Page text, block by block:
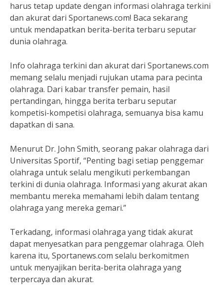
harus tetap update dengan informasi olahraga terkini
dan akurat dari Sportanews.com! Baca sekarang
untuk mendapatkan berita-berita terbaru seputar
dunia olahraga.
Info olahraga terkini dan akurat dari Sportanews.com
memang selalu menjadi rujukan utama para pecinta
olahraga. Dari kabar transfer pemain, hasil
pertandingan, hingga berita terbaru seputar
kompetisi-kompetisi olahraga, semuanya bisa kamu
dapatkan di sana.
Menurut Dr. John Smith, seorang pakar olahraga dari
Universitas Sportif, “Penting bagi setiap penggemar
olahraga untuk selalu mengikuti perkembangan
terkini di dunia olahraga. Informasi yang akurat akan
membantu mereka memahami lebih dalam tentang
olahraga yang mereka gemari.”
Terkadang, informasi olahraga yang tidak akurat
dapat menyesatkan para penggemar olahraga. Oleh
karena itu, Sportanews.com selalu berkomitmen
untuk menyajikan berita-berita olahraga yang
terpercaya dan akurat.